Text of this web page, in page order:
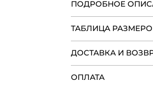
ПОДРОБНОЕ
ТАБЛИЦА
ДОСТАВКА И
ОПЛАТА